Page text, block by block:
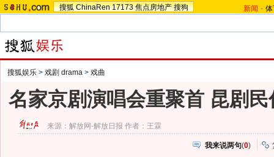
搜狐 ChinaRen 17173 焦点房地产 搜狗 新闻 -
搜狐娱乐 > 戏剧 drama > 戏曲
名家京剧演唱会重聚首 昆剧
来源： 解放网-解放日报 作者：王霖
我来说两句(0)